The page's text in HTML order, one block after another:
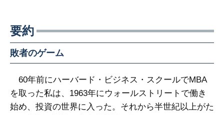
要約
敗者のゲーム
60年前にハーバード・ビジネス・スクールでMBA
を取った私は、1963年にウォールストリートで働き
始め、投資の世界に入った。それから半世紀以上がた